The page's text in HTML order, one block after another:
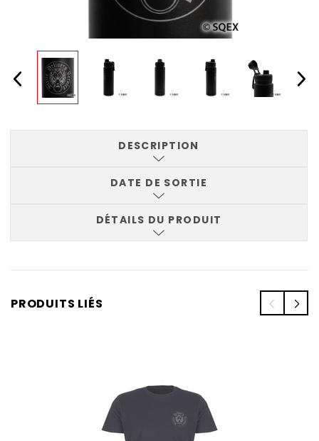
DESCRIPTION
DATE DE SORTIE
DÉTAILS DU PRODUIT
PRODUITS LIÉS